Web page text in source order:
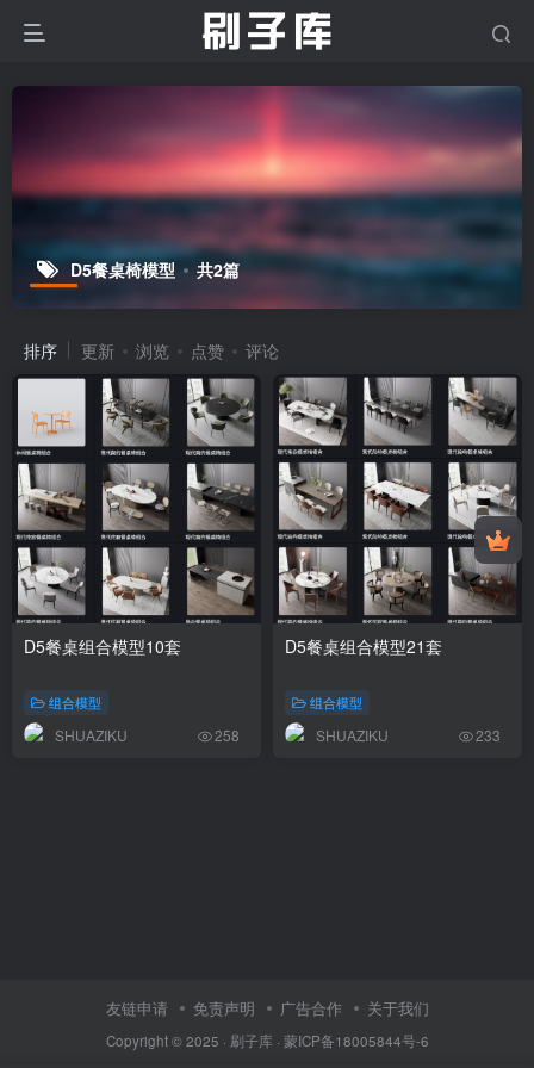
D5餐桌椅模型 共2篇
排序 更新 浏览 点赞 评论
D5餐桌组合模型10套
组合模型
SHUAZIKU 258
D5餐桌组合模型21套
组合模型
SHUAZIKU 233
友链申请 免责声明 广告合作 关于我们
Copyright © 2025 · 刷子库 · 蒙ICP备18005844号-6